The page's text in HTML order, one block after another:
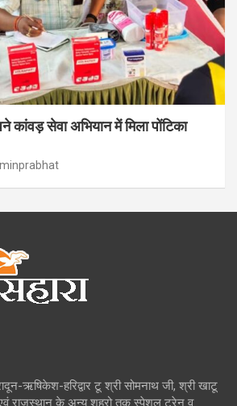
कांवड़ सेवा अभियान में मिला पोंटिका
ऋषिकेश-हरिद्वार टू श्री सोमनाथ जी, श्री खाटू
एवं राजस्थान के अन्य शहरो तक स्पेशल ट्रेन व